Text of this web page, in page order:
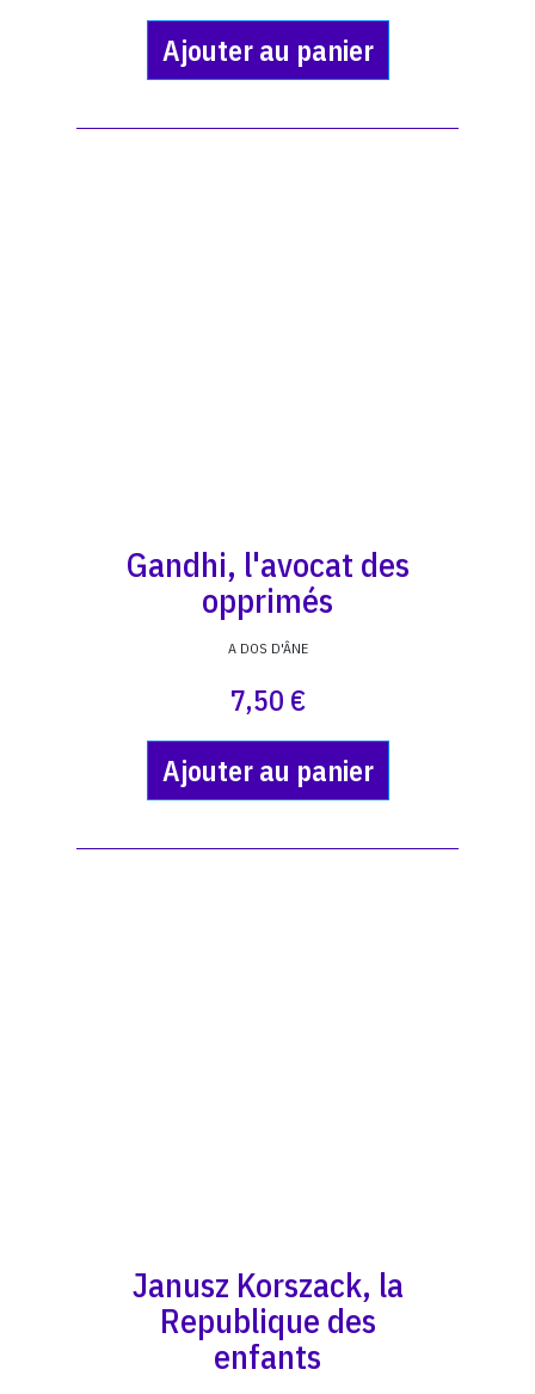
Ajouter au panier
Gandhi, l'avocat des
opprimés
A DOS D'ÂNE
7,50 €
Ajouter au panier
Janusz Korszack, la
Republique des
enfants